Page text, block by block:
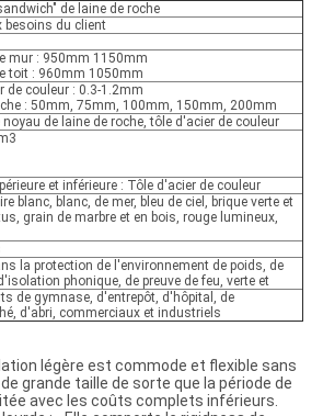
de laine de roche
besoins du client
mur : 950mm 1150mm
toit : 960mm 1050mm
de couleur : 0.3-1.2mm
: 50mm, 75mm, 100mm, 150mm, 200mm
noyau de laine de roche, tôle d'acier de couleur
et inférieure : Tôle d'acier de couleur
blanc, blanc, de mer, bleu de ciel, brique verte et
grain de marbre et en bois, rouge lumineux,
la protection de l'environnement de poids, de
phonique, de preuve de feu, verte et
de gymnase, d'entrepôt, d'hôpital, de
d'abri, commerciaux et industriels
légère est commode et flexible sans
grande taille de sorte que la période de
avec les coûts complets inférieurs.